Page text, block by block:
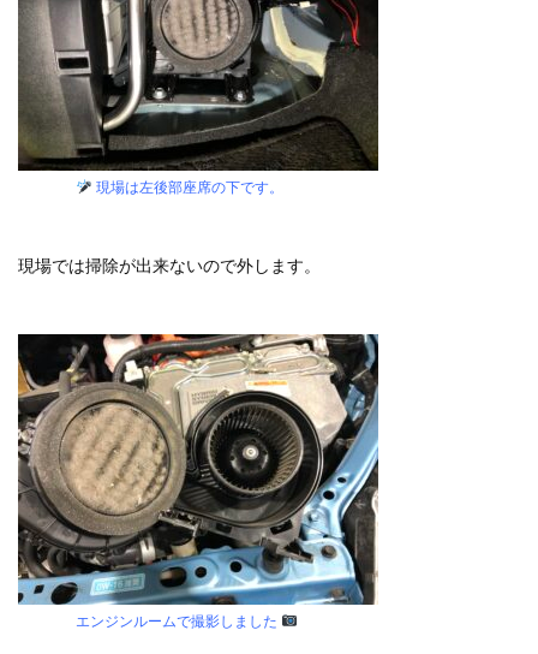
現場は左後部座席の下です。
現場では掃除が出来ないので外します。
エンジンルームで撮影しました